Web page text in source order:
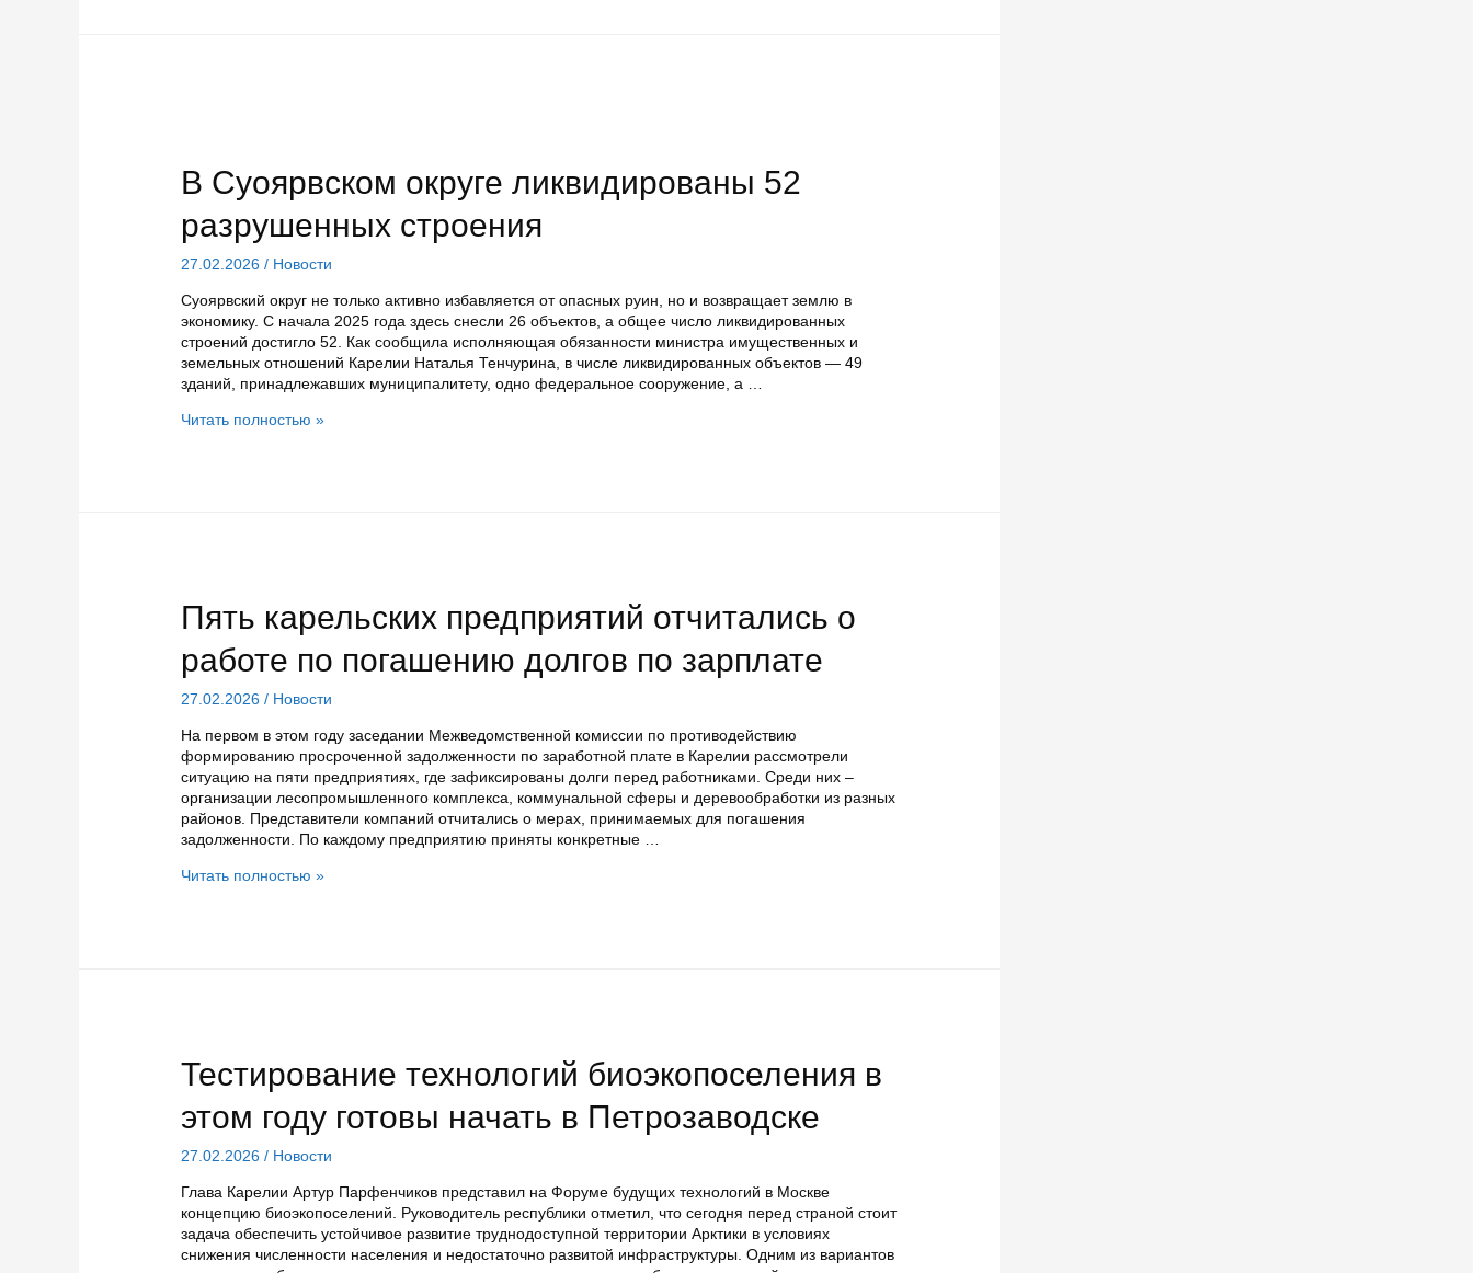
В Суоярвском округе ликвидированы 52
разрушенных строения
27.02.2026 / Новости
Суоярвский округ не только активно избавляется от опасных руин, но и возвращает землю в
экономику. С начала 2025 года здесь снесли 26 объектов, а общее число ликвидированных
строений достигло 52. Как сообщила исполняющая обязанности министра имущественных и
земельных отношений Карелии Наталья Тенчурина, в числе ликвидированных объектов — 49
зданий, принадлежавших муниципалитету, одно федеральное сооружение, а …
В
Читать полностью »
Пять карельских предприятий отчитались о
работе по погашению долгов по зарплате
27.02.2026 / Новости
На первом в этом году заседании Межведомственной комиссии по противодействию
формированию просроченной задолженности по заработной плате в Карелии рассмотрели
ситуацию на пяти предприятиях, где зафиксированы долги перед работниками. Среди них –
организации лесопромышленного комплекса, коммунальной сферы и деревообработки из разных
районов. Представители компаний отчитались о мерах, принимаемых для погашения
задолженности. По каждому предприятию приняты конкретные …
Пять
по
зарплате
Читать полностью »
Тестирование технологий биоэкопоселения в
этом году готовы начать в Петрозаводске
27.02.2026 / Новости
Глава Карелии Артур Парфенчиков представил на Форуме будущих технологий в Москве
концепцию биоэкопоселений. Руководитель республики отметил, что сегодня перед страной стоит
задача обеспечить устойчивое развитие труднодоступной территории Арктики в условиях
снижения численности населения и недостаточно развитой инфраструктуры. Одним из вариантов